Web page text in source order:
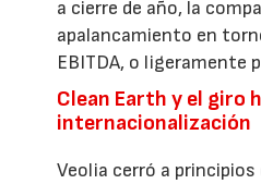
a cierre de año, la
apalancamiento en
EBITDA, o ligeramente
Clean Earth y el giro
internacionalización
Veolia cerró a principios